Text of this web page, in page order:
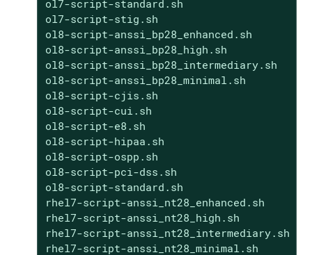
ol7-script-standard.sh
ol7-script-stig.sh
ol8-script-anssi_bp28_enhanced.sh
ol8-script-anssi_bp28_high.sh
ol8-script-anssi_bp28_intermediary.sh
ol8-script-anssi_bp28_minimal.sh
ol8-script-cjis.sh
ol8-script-cui.sh
ol8-script-e8.sh
ol8-script-hipaa.sh
ol8-script-ospp.sh
ol8-script-pci-dss.sh
ol8-script-standard.sh
rhel7-script-anssi_nt28_enhanced.sh
rhel7-script-anssi_nt28_high.sh
rhel7-script-anssi_nt28_intermediary.sh
rhel7-script-anssi_nt28_minimal.sh